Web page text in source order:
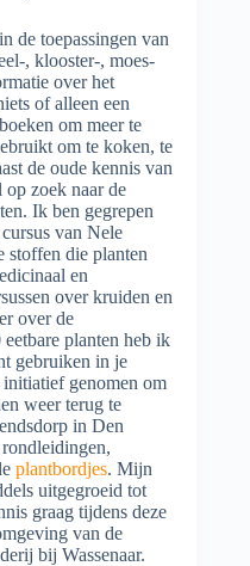
de toepassingen van
, klooster-, moes-
over het
of alleen een
om meer te
om te koken, te
de oude kennis van
zoek naar de
Ik ben gegrepen
van Nele
stoffen die planten
en
over kruiden en
over de
planten heb ik
gebruiken in je
genomen om
weer terug te
in Den
plantbordjes. Mijn
uitgegroeid tot
graag tijdens deze
van de
bij Wassenaar.